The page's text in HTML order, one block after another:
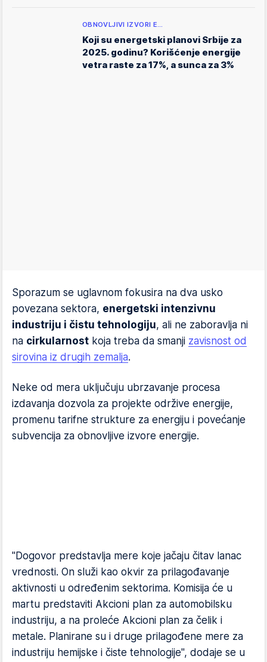
OBNOVLJIVI IZVORI E…
Koji su energetski planovi Srbije za
2025. godinu? Korišćenje energije
vetra raste za 17%, a sunca za 3%
Sporazum se uglavnom fokusira na dva usko
povezana sektora, energetski intenzivnu
industriju i čistu tehnologiju, ali ne zaboravlja ni
na cirkularnost koja treba da smanji zavisnost od
sirovina iz drugih zemalja.
Neke od mera uključuju ubrzavanje procesa
izdavanja dozvola za projekte održive energije,
promenu tarifne strukture za energiju i povećanje
subvencija za obnovljive izvore energije.
"Dogovor predstavlja mere koje jačaju čitav lanac
vrednosti. On služi kao okvir za prilagođavanje
aktivnosti u određenim sektorima. Komisija će u
martu predstaviti Akcioni plan za automobilsku
industriju, a na proleće Akcioni plan za čelik i
metale. Planirane su i druge prilagođene mere za
industriju hemijske i čiste tehnologije", dodaje se u